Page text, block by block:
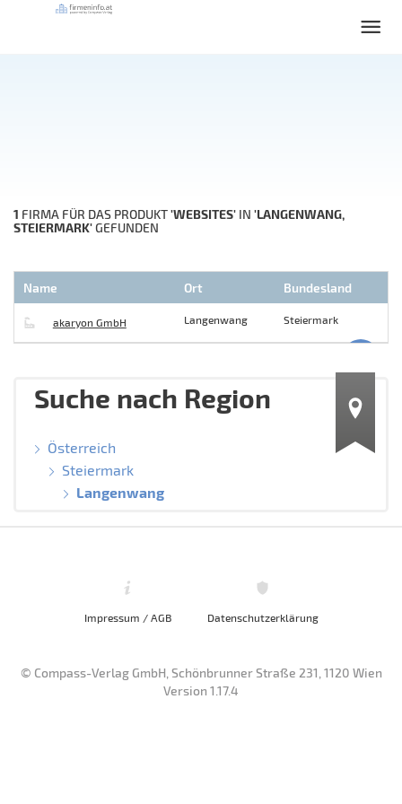
1 FIRMA FÜR DAS PRODUKT'WEBSITES' IN 'LANGENWANG,
STEIERMARK'GEFUNDEN
Name Ort Bundesland
akaryon GmbH Langenwang Steiermark
Suche nach Region
Österreich
Steiermark
Langenwang
Impressum / AGB Datenschutzerklärung
© Compass-Verlag GmbH, Schönbrunner Straße 231, 1120 Wien
Version 1.17.4